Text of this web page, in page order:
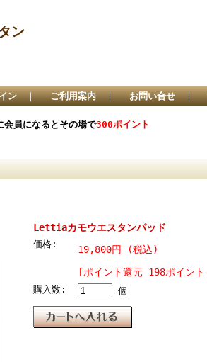
ン
ン ｜ ご利用案内 ｜ お問い合せ ｜
会員になるとその場で300ポイント
Lettiaカモウエスタンパッド
価格:
19,800円 (税込)
[ポイント還元 198ポイント
購入数: 個